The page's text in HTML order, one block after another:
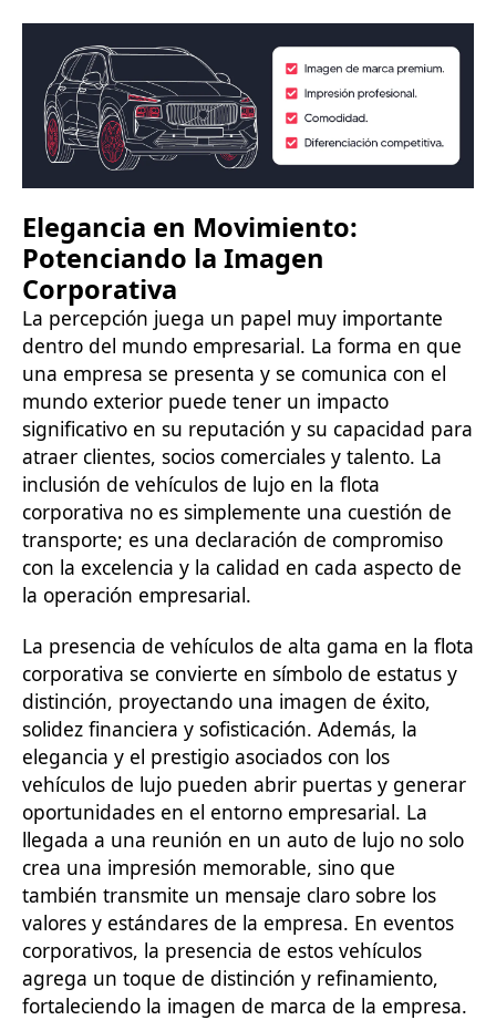
Elegancia en Movimiento:
Potenciando la Imagen
Corporativa
La percepción juega un papel muy importante
dentro del mundo empresarial. La forma en que
una empresa se presenta y se comunica con el
mundo exterior puede tener un impacto
significativo en su reputación y su capacidad para
atraer clientes, socios comerciales y talento. La
inclusión de vehículos de lujo en la flota
corporativa no es simplemente una cuestión de
transporte; es una declaración de compromiso
con la excelencia y la calidad en cada aspecto de
la operación empresarial.
La presencia de vehículos de alta gama en la flota
corporativa se convierte en símbolo de estatus y
distinción, proyectando una imagen de éxito,
solidez financiera y sofisticación. Además, la
elegancia y el prestigio asociados con los
vehículos de lujo pueden abrir puertas y generar
oportunidades en el entorno empresarial. La
llegada a una reunión en un auto de lujo no solo
crea una impresión memorable, sino que
también transmite un mensaje claro sobre los
valores y estándares de la empresa. En eventos
corporativos, la presencia de estos vehículos
agrega un toque de distinción y refinamiento,
fortaleciendo la imagen de marca de la empresa.